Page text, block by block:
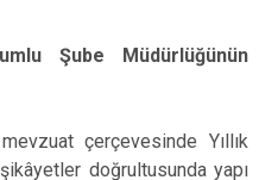
Şube Müdürlüğünün
çerçevesinde Yıllık
doğrultusunda yapı